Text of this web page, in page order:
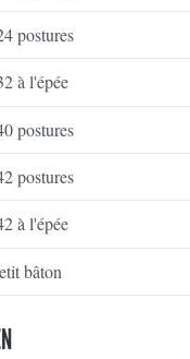
postures
à l'épée
postures
postures
à l'épée
bâton